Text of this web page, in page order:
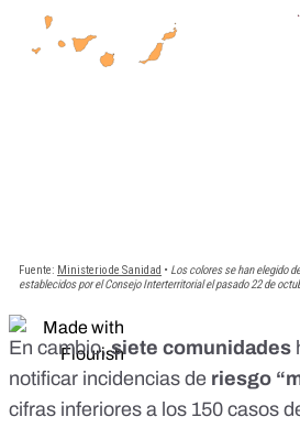
En cambio,siete comunidades
notificar incidencias de riesgo
cifras inferiores a los 150 casos